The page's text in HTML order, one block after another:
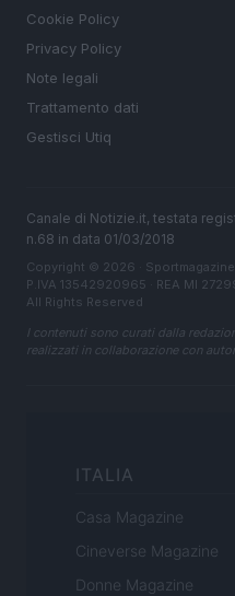
Cookie Policy
Privacy Policy
Note legali
Trattamento dati
Gestisci Utiq
Canale di Notizie.it, testata
n.68 in data 01/03/2018
Copyright © 2026 ·
P.IVA 13542920965 · REA MI
All Rights Reserved
I contenuti sono curati dalla
realizzati in collaborazione con
ITALIA
Casa Magazine
Cineverse Magazine
Donne Magazine